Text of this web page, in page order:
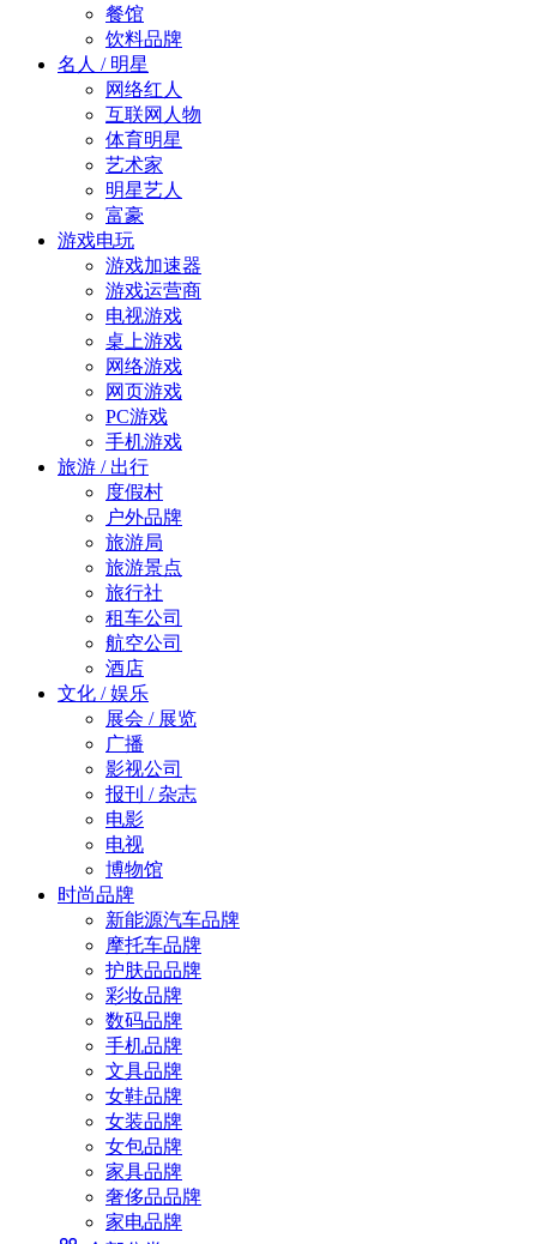
餐馆
饮料品牌
名人 / 明星
网络红人
互联网人物
体育明星
艺术家
明星艺人
富豪
游戏电玩
游戏加速器
游戏运营商
电视游戏
桌上游戏
网络游戏
网页游戏
PC游戏
手机游戏
旅游 / 出行
度假村
户外品牌
旅游局
旅游景点
旅行社
租车公司
航空公司
酒店
文化 / 娱乐
展会 / 展览
广播
影视公司
报刊 / 杂志
电影
电视
博物馆
时尚品牌
新能源汽车品牌
摩托车品牌
护肤品品牌
彩妆品牌
数码品牌
手机品牌
文具品牌
女鞋品牌
女装品牌
女包品牌
家具品牌
奢侈品品牌
家电品牌